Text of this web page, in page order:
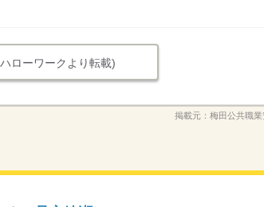
ローワークより転載)
掲載元： 梅田公共職